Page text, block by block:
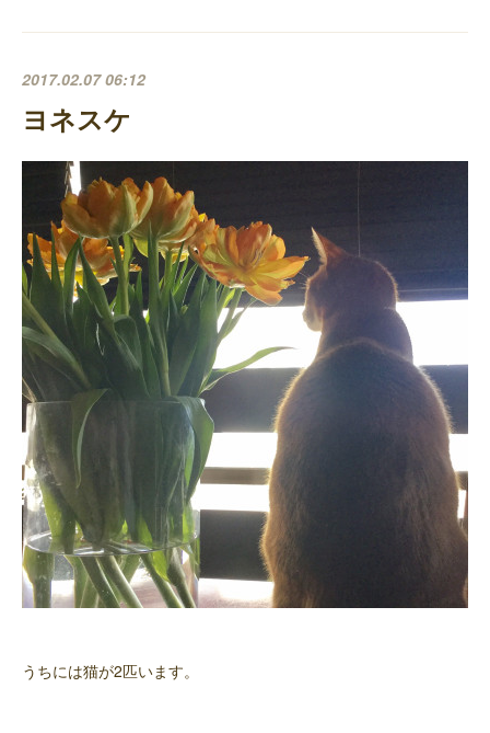
2017.02.07 06:12
ヨネスケ
うちには猫が2匹います。